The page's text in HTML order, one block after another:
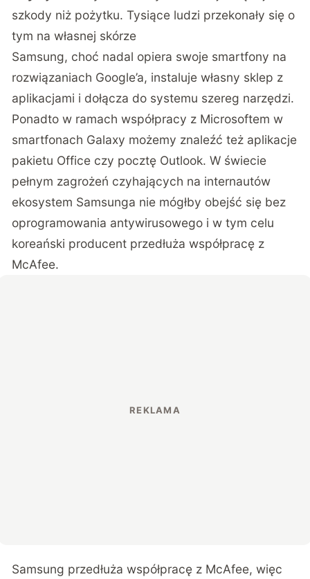
szkody niż pożytku. Tysiące ludzi przekonały się o
tym na własnej skórze
Samsung, choć nadal opiera swoje smartfony na
rozwiązaniach Google’a, instaluje własny sklep z
aplikacjami i dołącza do systemu szereg narzędzi.
Ponadto w ramach współpracy z Microsoftem w
smartfonach Galaxy możemy znaleźć też aplikacje
pakietu Office czy pocztę Outlook. W świecie
pełnym zagrożeń czyhających na internautów
ekosystem Samsunga nie mógłby obejść się bez
oprogramowania antywirusowego i w tym celu
koreański producent przedłuża współpracę z
McAfee.
Samsung przedłuża współpracę z McAfee, więc